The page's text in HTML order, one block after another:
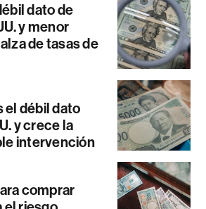
dato de
y menor
de tasas de
el débil dato
y crece la
intervención
comprar